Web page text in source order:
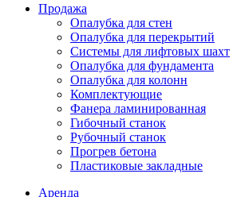
Продажа
Опалубка для стен
Опалубка для перекрытий
Системы для лифтовых шахт
Опалубка для фундамента
Опалубка для колонн
Комплектующие
Фанера ламинированная
Гибочный станок
Рубочный станок
Прогрев бетона
Пластиковые закладные
Аренда